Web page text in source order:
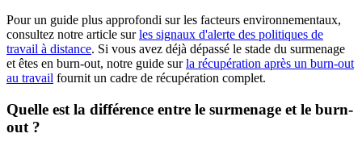
Pour un guide plus approfondi sur les facteurs environnementaux,
consultez notre article surles signaux d'alerte des politiques de
travail à distance. Si vous avez déjà dépassé le stade du surmenage
et êtes en burn-out, notre guide surla récupération après un burn-out
au travail fournit un cadre de récupération complet.
Quelle est la différence entre le surmenage et le burn-
out ?